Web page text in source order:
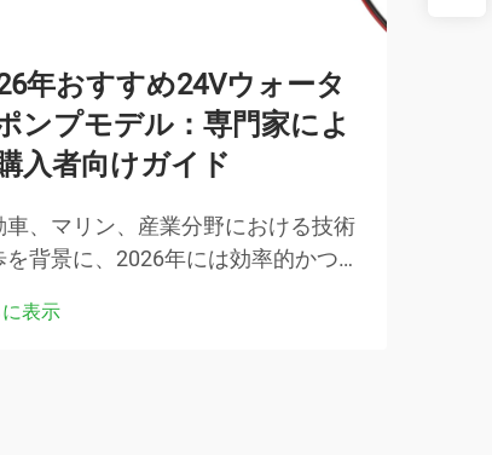
年おすすめ24Vウォータ
ンプモデル：専門家によ
入者向けガイド
車、マリン、産業分野における技術
を背景に、2026年には効率的かつ信
対する需要が劇的に増加しました。
表示